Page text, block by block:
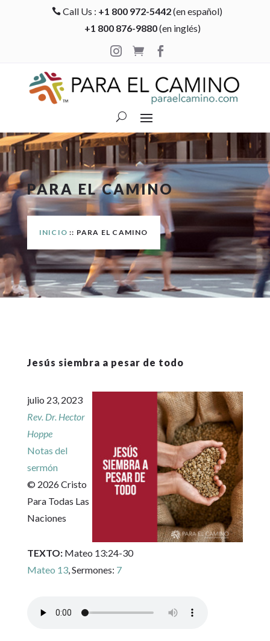
 Call Us : +1 800 972-5442(en español)
+1 800 876-9880(en inglés)

 
PARA EL CAMINO
INICIO :: PARA EL CAMINO
Jesús siembra a pesar de todo
julio 23, 2023
Rev. Dr. Hector
Hoppe
Notas del
sermón
© 2026 Cristo
Para Todas Las
Naciones
TEXTO: Mateo 13:24-30
Mateo 13, Sermones: 7